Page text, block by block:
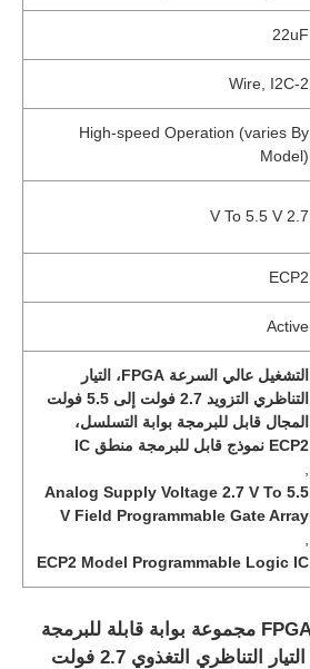
22uF
2-Wire, I2C
High-speed Operation (varies By
Model)
2.7 V To 5.5 V
ECP2
Active
التشغيل عالي السرعة FPGA، التيار
التناظري التزويد 2.7 فولت إلى 5.5 فولت
المجال قابل للبرمجة بوابة التسلسل،
ECP2 نموذج قابل للبرمجة منطق IC
Analog Supply Voltage 2.7 V To 5.5
V Field Programmable Gate Array
ECP2 Model Programmable Logic IC
تشغيل عالية السرعة FPGA مجموعة بوابة قابلة للبرمجة
في الميدان ECP2 مع التيار التناظري التغذوي 2.7 فولت